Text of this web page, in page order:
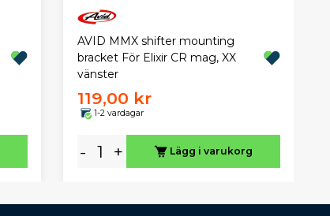
AVID MMX shifter mounting
bracket För Elixir CR mag, XX
vänster
119,00 kr
1-2 vardagar
- + Lägg i varukorg